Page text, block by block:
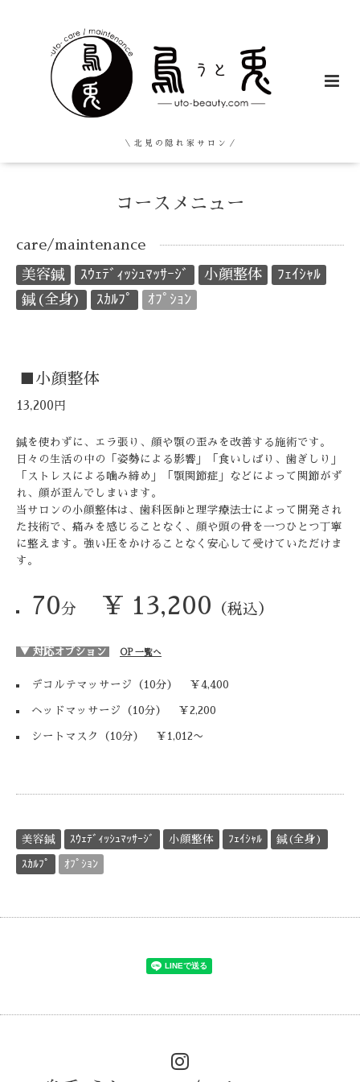
＼ 北 見 の 隠 れ 家 サ ロ ン ／
コースメニュー
care/maintenance
美容鍼 ｽｳｪﾃﾞｨｯｼｭﾏｯｻｰｼﾞ 小顔整体
ﾌｪｲｼｬﾙ
鍼(全身)
ｽｶﾙﾌﾟ ｵﾌﾟｼｮﾝ
■小顔整体
13,200円
鍼を使わずに、エラ張り、顔や顎の歪みを改善する施術です。
日々の生活の中の「姿勢による影響」「食いしばり、歯ぎしり」
「ストレスによる噛み締め」「顎関節症」などによって関節がず
れ、顔が歪んでしまいます。
当サロンの小顔整体は、歯科医師と理学療法士によって開発され
た技術で、痛みを感じることなく、顔や頭の骨を一つひとつ丁寧
に整えます。強い圧をかけることなく安心して受けていただけま
す。
70分 ¥ 13,200 （税込）
▼ 対応オプション OP 一覧へ
デコルテマッサージ （10分） ￥4,400
ヘッドマッサージ （10分） ￥2,200
シートマスク （10分） ￥1,012〜
美容鍼 ｽｳｪﾃﾞｨｯｼｭﾏｯｻｰｼﾞ 小顔整体 ﾌｪｲｼｬﾙ 鍼(全身)
ｽｶﾙﾌﾟ ｵﾌﾟｼｮﾝ